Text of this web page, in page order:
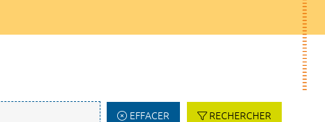
EFFACER RECHERCHER